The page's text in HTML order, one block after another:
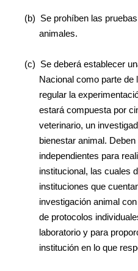
(b) Se prohíben las
animales.
(c) Se deberá establecer
Nacional como parte de
regular la
estará compuesta por
veterinario, un
bienestar animal.
independientes para
institucional, las cuales
instituciones que
investigación animal
de protocolos
laboratorio y para
institución en lo que